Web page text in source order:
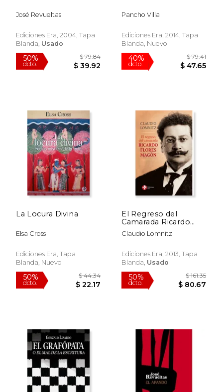
50%
dcto. $ 30.05
50%
dcto.
José Revueltas
Ediciones Era, 2004, Tapa
Blanda, Usado
Pancho Villa
Ediciones Era, 2014, Tapa
Blanda, Nuevo
La Locura Divina
Elsa Cross
Ediciones Era, Tapa
Blanda, Nuevo
El Regreso del
Camarada Ricardo
Flores Magon
Claudio Lomnitz
Ediciones Era, 2013, Tapa
Blanda, Usado